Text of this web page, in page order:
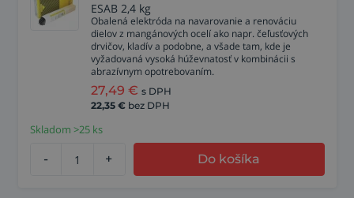
ESAB 2,4 kg
Obalená elektróda na navarovanie a renováciu
dielov z mangánových ocelí ako napr. čeľusťových
drvičov, kladív a podobne, a všade tam, kde je
vyžadovaná vysoká húževnatosť v kombinácii s
abrazívnym opotrebovaním.
27,49 € s DPH
22,35 € bez DPH
Skladom >25 ks
- + Do košíka